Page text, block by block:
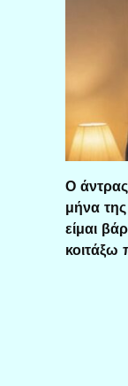
Ο
μήνα
είμαι
κοιτάξω